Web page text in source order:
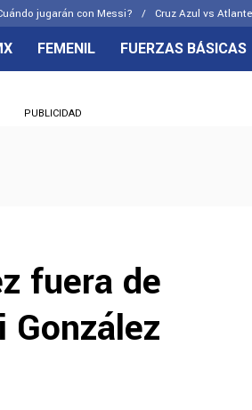
jugarán con Messi? Cruz Azul vs
FEMENIL FUERZAS BÁSICAS
PUBLICIDAD
fuera de
González